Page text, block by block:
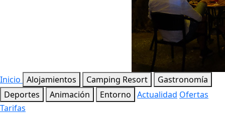
Inicio Alojamientos Camping Resort
Gastronomía
Deportes
Animación Entorno Actualidad Ofertas
Tarifas